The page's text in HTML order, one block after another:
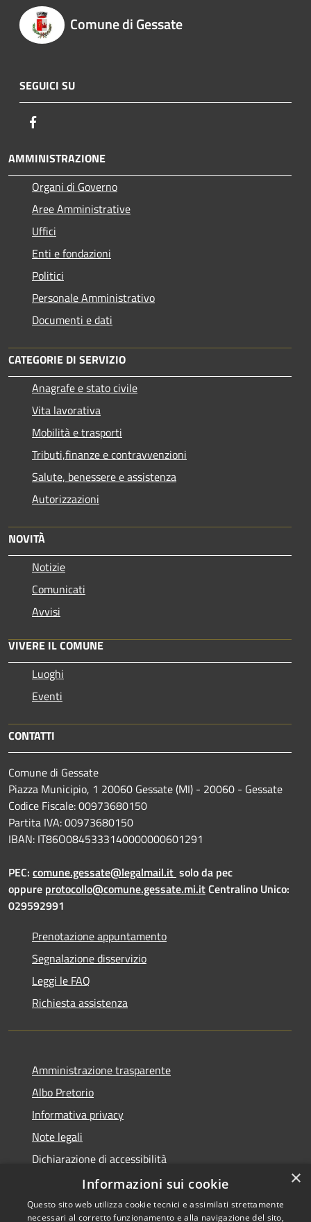
Comune di Gessate
SEGUICI SU
AMMINISTRAZIONE
Organi di Governo
Aree Amministrative
Uffici
Enti e fondazioni
Politici
Personale Amministrativo
Documenti e dati
CATEGORIE DI SERVIZIO
Anagrafe e stato civile
Vita lavorativa
Mobilità e trasporti
Tributi,finanze e contravvenzioni
Salute, benessere e assistenza
Autorizzazioni
NOVITÀ
Notizie
Comunicati
Avvisi
VIVERE IL COMUNE
Luoghi
Eventi
CONTATTI
Comune di Gessate
Piazza Municipio, 1 20060 Gessate (MI) - 20060 - Gessate
Codice Fiscale: 00973680150
Partita IVA: 00973680150
IBAN: IT86O0845333140000000601291
PEC: comune.gessate@legalmail.it solo da pec
oppure protocollo@comune.gessate.mi.itCentralino Unico:
029592991
Prenotazione appuntamento
Segnalazione disservizio
Leggi le FAQ
Richiesta assistenza
Amministrazione trasparente
Albo Pretorio
Informativa privacy
Note legali
Dichiarazione di accessibilità
Dichiarazione di accessibilità dal 2025
×
Informazioni sui cookie
Questo sito web utilizza cookie tecnici e assimilati strettamente
necessari al corretto funzionamento e alla navigazione del sito,